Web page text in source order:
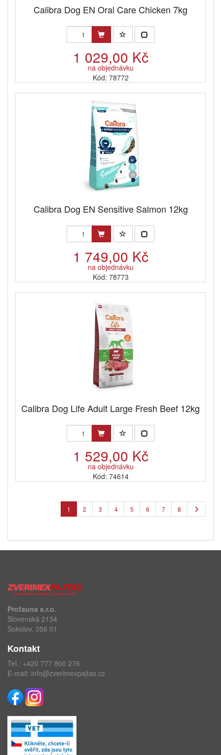
Calibra Dog EN Oral Care Chicken 7kg
1 029,00 Kč
na objednávku
Kód: 78772
Calibra Dog EN Sensitive Salmon 12kg
1 749,00 Kč
na objednávku
Kód: 78773
Calibra Dog Life Adult Large Fresh Beef 12kg
1 529,00 Kč
na objednávku
Kód: 74614
1 2 3 4 5 6 7 8
Profauna s.r.o.
Slovenská 2134
Sokolov, 356 01
Kontakt
Tel.: +420 777 800 276
E-mail: info@zverimexpajtas.cz